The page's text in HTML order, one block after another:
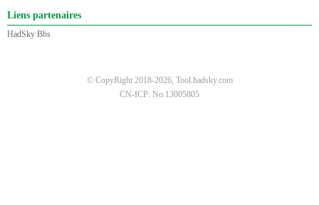
Liens partenaires
HadSky Bbs
© CopyRight 2018-2026, Tool.hadsky.com
CN-ICP: No.13005805